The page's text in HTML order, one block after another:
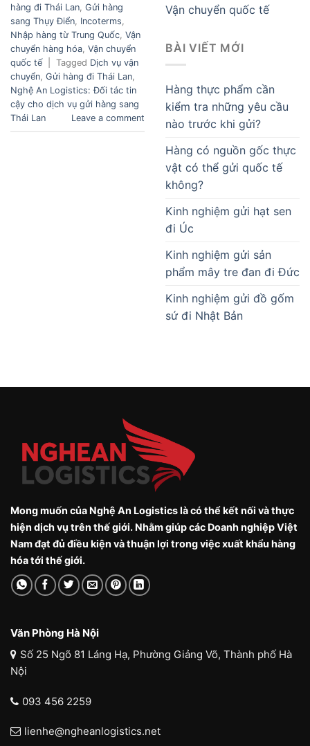
hàng đi Thái Lan, Gửi hàng
sang Thụy Điển, Incoterms,
Nhập hàng từ Trung Quốc, Vận
chuyển hàng hóa, Vận chuyển
quốc tế
Tagged Dịch vụ vận
chuyển, Gửi hàng đi Thái Lan,
Nghệ An Logistics: Đối tác tin
cậy cho dịch vụ gửi hàng sang
Thái Lan
Leave a comment
Vận chuyển quốc tế
BÀI VIẾT MỚI
Hàng thực phẩm cần
kiểm tra những yêu cầu
nào trước khi gửi?
Hàng có nguồn gốc thực
vật có thể gửi quốc tế
không?
Kinh nghiệm gửi hạt sen
đi Úc
Kinh nghiệm gửi sản
phẩm mây tre đan đi Đức
Kinh nghiệm gửi đồ gốm
sứ đi Nhật Bản
Mong muốn của Nghệ An Logistics là có thể kết nối và thực
hiện dịch vụ trên thế giới. Nhằm giúp các Doanh nghiệp Việt
Nam đạt đủ điều kiện và thuận lợi trong việc xuất khẩu hàng
hóa tới thế giới.
Văn Phòng Hà Nội
Số 25 Ngõ 81 Láng Hạ, Phường Giảng Võ, Thành phố Hà
Nội
093 456 2259
lienhe@ngheanlogistics.net